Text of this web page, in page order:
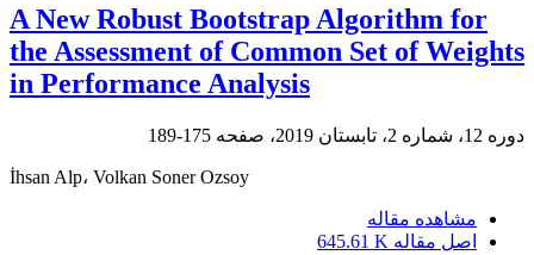
A New Robust Bootstrap Algorithm for
the Assessment of Common Set of Weights
in Performance Analysis
دوره 12، شماره 2، تابستان 2019، صفحه 175-189
İhsan Alp، Volkan Soner Ozsoy
مشاهده مقاله
اصل مقاله 645.61 K